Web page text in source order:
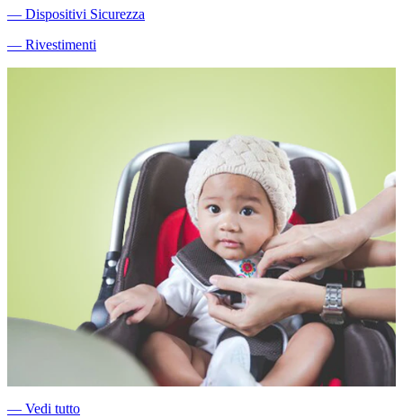
― Dispositivi Sicurezza
― Rivestimenti
― Vedi tutto